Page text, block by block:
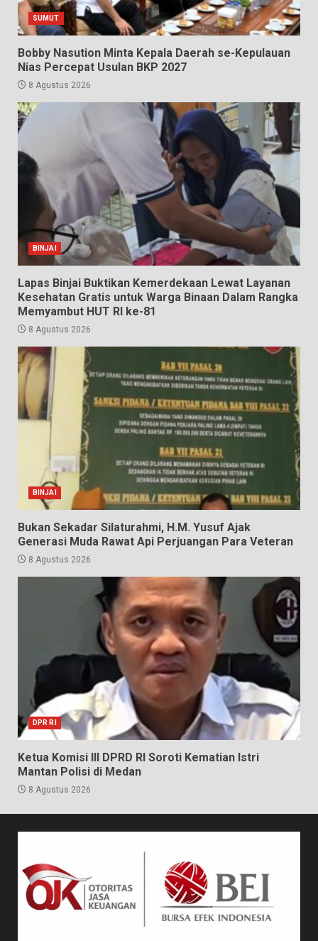
SUMUT
Bobby Nasution Minta Kepala Daerah se-Kepulauan
Nias Percepat Usulan BKP 2027
8 Agustus 2026
BINJAI
Lapas Binjai Buktikan Kemerdekaan Lewat Layanan
Kesehatan Gratis untuk Warga Binaan Dalam Rangka
Memyambut HUT RI ke-81
8 Agustus 2026
BINJAI
Bukan Sekadar Silaturahmi, H.M. Yusuf Ajak
Generasi Muda Rawat Api Perjuangan Para Veteran
8 Agustus 2026
DPR RI
Ketua Komisi III DPRD RI Soroti Kematian Istri
Mantan Polisi di Medan
8 Agustus 2026